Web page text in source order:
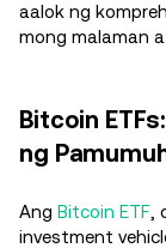
aalok ng
mong malaman
Bitcoin
ng
Ang Bitcoin ETF
investment